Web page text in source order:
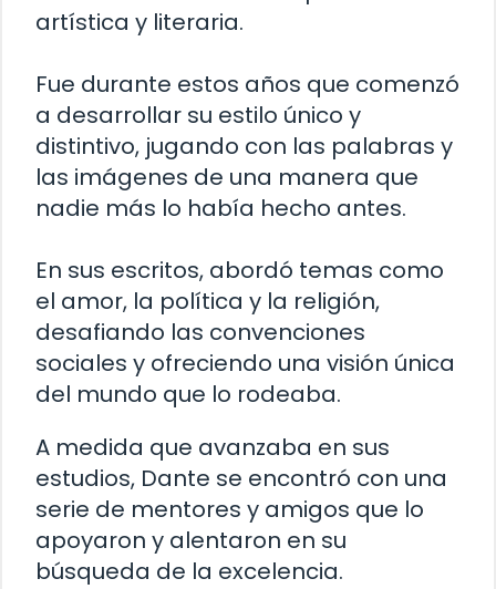
artística y literaria.
Fue durante estos años que comenzó
a desarrollar su estilo único y
distintivo, jugando con las palabras y
las imágenes de una manera que
nadie más lo había hecho antes.
En sus escritos, abordó temas como
el amor, la política y la religión,
desafiando las convenciones
sociales y ofreciendo una visión única
del mundo que lo rodeaba.
A medida que avanzaba en sus
estudios, Dante se encontró con una
serie de mentores y amigos que lo
apoyaron y alentaron en su
búsqueda de la excelencia.